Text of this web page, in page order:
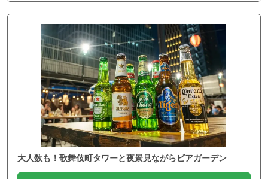
大人数も！歌舞伎町タワーと夜景見ながらビアガーデン